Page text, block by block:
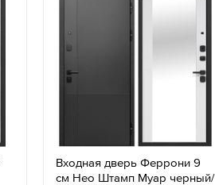
Входная дверь Феррони 9
см Нео Штамп Муар черный/